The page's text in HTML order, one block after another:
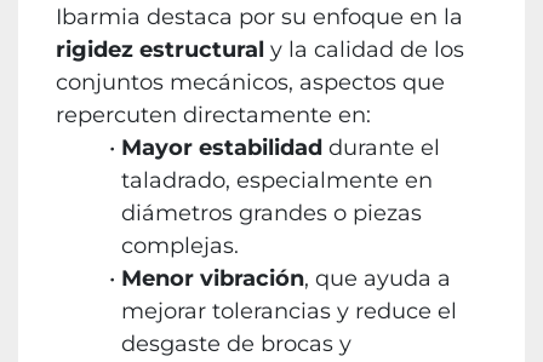
Ibarmia destaca por su enfoque en la
rigidez estructural y la calidad de los
conjuntos mecánicos, aspectos que
repercuten directamente en:
Mayor estabilidad durante el
taladrado, especialmente en
diámetros grandes o piezas
complejas.
Menor vibración, que ayuda a
mejorar tolerancias y reduce el
desgaste de brocas y